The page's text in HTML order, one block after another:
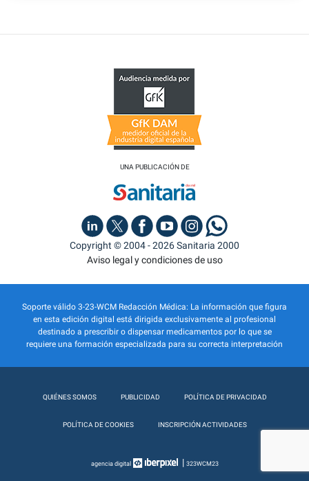
UNA PUBLICACIÓN DE
Copyright © 2004 - 2026 Sanitaria 2000
Aviso legal y condiciones de uso
Soporte válido 3-23-WCM Redacción Médica: La información que figura
en esta edición digital está dirigida exclusivamente al profesional
destinado a prescribir o dispensar medicamentos por lo que se
requiere una formación especializada para su correcta interpretación
QUIÉNES SOMOS PUBLICIDAD POLÍTICA DE PRIVACIDAD
POLÍTICA DE COOKIES INSCRIPCIÓN ACTIVIDADES
agencia digital | 323WCM23